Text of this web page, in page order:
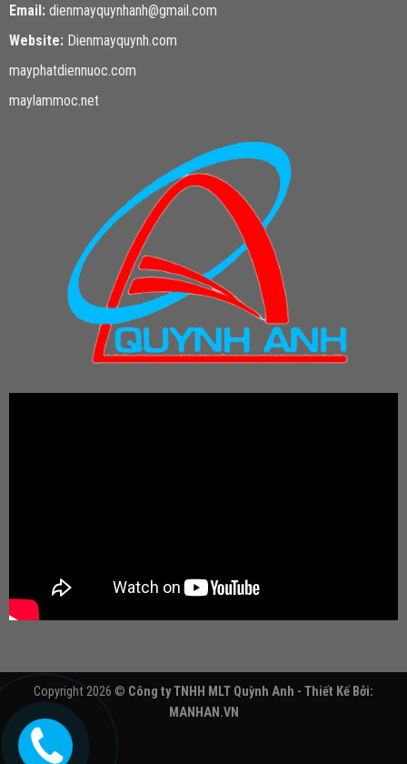
Email: dienmayquynhanh@gmail.com
Website: Dienmayquynh.com
mayphatdiennuoc.com
maylammoc.net
Copyright 2026 © Công ty TNHH MLT Quỳnh Anh - Thiết Kế Bởi:
MANHAN.VN